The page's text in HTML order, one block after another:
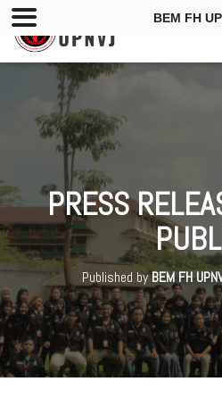
PRESS
Published byBEM FH
BEM FH